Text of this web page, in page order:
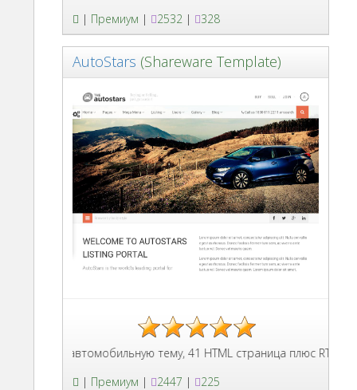
| Премиум | 2532 | 328
AutoStars (Shareware Template)
на автомобильную тему, 41 HTML страница плюс RTL
| Премиум | 2447 | 225